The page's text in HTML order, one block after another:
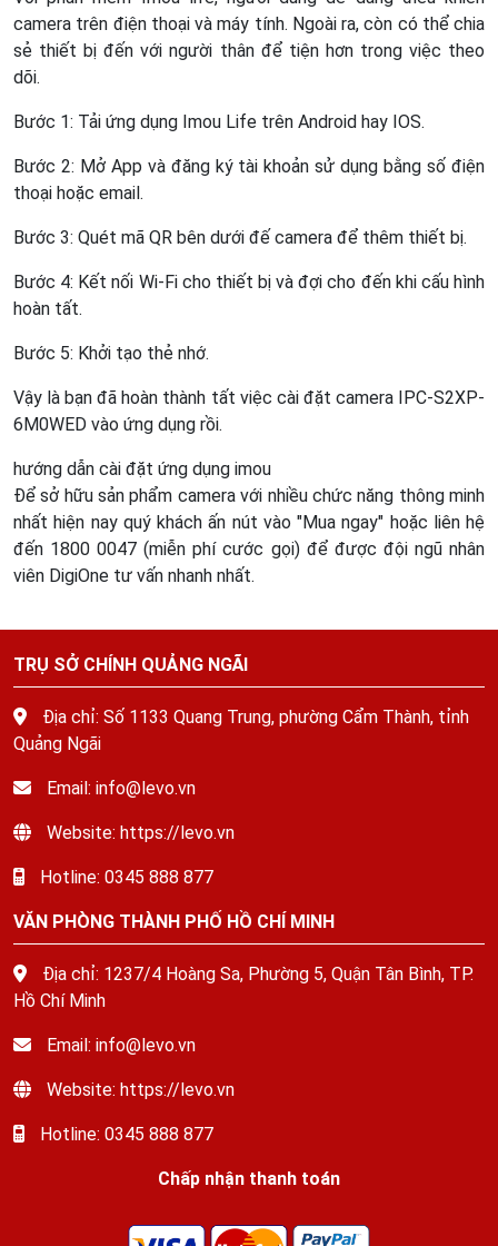
camera trên điện thoại và máy tính. Ngoài ra, còn có thể chia
sẻ thiết bị đến với người thân để tiện hơn trong việc theo
dõi.
Bước 1: Tải ứng dụng Imou Life trên Android hay IOS.
Bước 2: Mở App và đăng ký tài khoản sử dụng bằng số điện
thoại hoặc email.
Bước 3: Quét mã QR bên dưới đế camera để thêm thiết bị.
Bước 4: Kết nối Wi-Fi cho thiết bị và đợi cho đến khi cấu hình
hoàn tất.
Bước 5: Khởi tạo thẻ nhớ.
Vậy là bạn đã hoàn thành tất việc cài đặt camera IPC-S2XP-
6M0WED vào ứng dụng rồi.
hướng dẫn cài đặt ứng dụng imou
Để sở hữu sản phẩm camera với nhiều chức năng thông minh
nhất hiện nay quý khách ấn nút vào "Mua ngay" hoặc liên hệ
đến 1800 0047 (miễn phí cước gọi) để được đội ngũ nhân
viên DigiOne tư vấn nhanh nhất.
TRỤ SỞ CHÍNH QUẢNG NGÃI
Địa chỉ: Số 1133 Quang Trung, phường Cẩm Thành, tỉnh
Quảng Ngãi
Email: info@levo.vn
Website: https://levo.vn
Hotline: 0345 888 877
VĂN PHÒNG THÀNH PHỐ HỒ CHÍ MINH
Địa chỉ: 1237/4 Hoàng Sa, Phường 5, Quận Tân Bình, TP.
Hồ Chí Minh
Email: info@levo.vn
Website: https://levo.vn
Hotline: 0345 888 877
Chấp nhận thanh toán